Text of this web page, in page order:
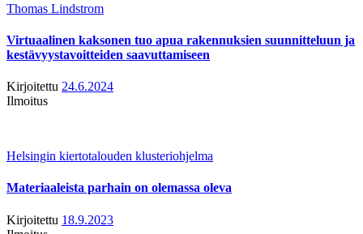
Thomas Lindstrom
Virtuaalinen kaksonen tuo apua rakennuksien suunnitteluun ja
kestävyystavoitteiden saavuttamiseen
Kirjoitettu 24.6.2024
Ilmoitus
Helsingin kiertotalouden klusteriohjelma
Materiaaleista parhain on olemassa oleva
Kirjoitettu 18.9.2023